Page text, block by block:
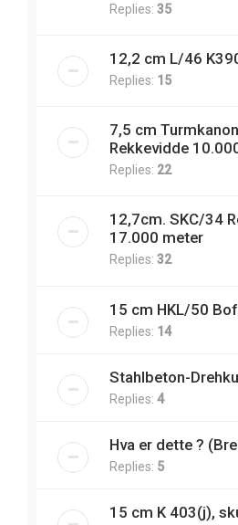
Replies: 35
12,2 cm L/46
Replies: 15
7,5 cm
Rekkevidde
Replies: 22
12,7cm. SKC/34
17.000 meter
Replies: 32
15 cm HKL/50
Replies: 14
Stahlbeton-
Replies: 4
Hva er dette ?
Replies: 5
15 cm K 403(j),